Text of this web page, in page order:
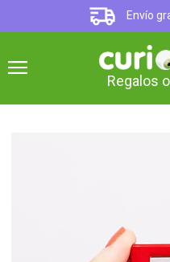
Envío
Regalos